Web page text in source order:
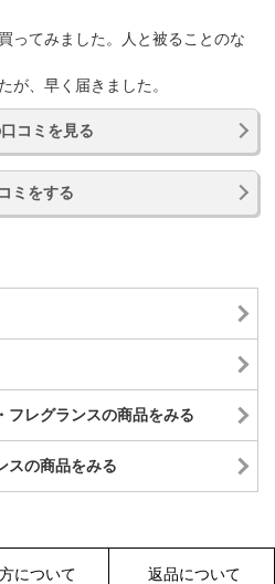
ってみました。人と被ることのな
が、早く届きました。
コミを見る
ミをする
フレグランスの商品をみる
スの商品をみる
について 返品について